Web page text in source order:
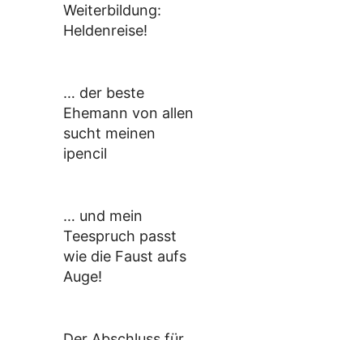
Weiterbildung:
Heldenreise!
… der beste
Ehemann von allen
sucht meinen
ipencil
… und mein
Teespruch passt
wie die Faust aufs
Auge!